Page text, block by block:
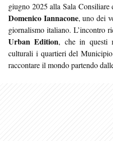
giugno 2025 alla Sala
Domenico Iannacone, uno dei
giornalismo italiano. L’incontro
Urban Edition, che in questi
culturali i quartieri del
raccontare il mondo partendo